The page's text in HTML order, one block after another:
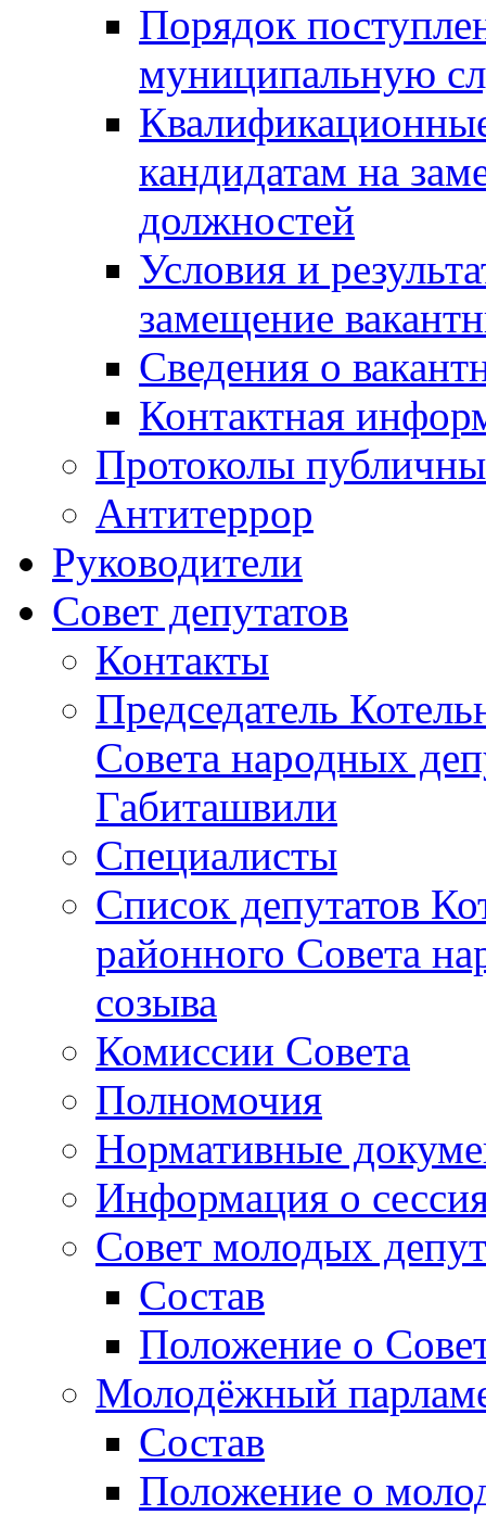
Порядок
муниципальную
кандидатам на
должностей
Условия и
замещение
Сведения о
Контактная
Протоколы
Антитеррор
Руководители
Совет депутатов
Контакты
Председатель
Совета народных
Габиташвили
Специалисты
Список депутатов
районного Совета
созыва
Комиссии Совета
Полномочия
Нормативные
Информация о
Совет молодых
Состав
Положение о
Молодёжный
Состав
Положение о